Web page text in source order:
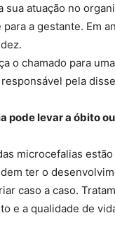
sua atuação no
a gestante. Em
o chamado para
pela
pode levar a óbito
microcefalias
ter o
caso a caso.
e a qualidade de